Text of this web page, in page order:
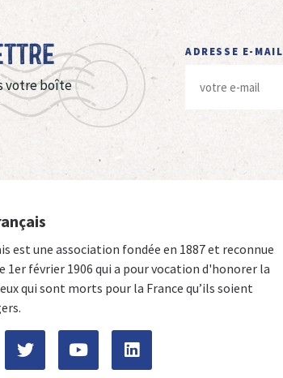
votre boîte
ADRESSE E-MAIL
est une association fondée en 1887 et reconnue
1er février 1906 qui a pour vocation d'honorer la
qui sont morts pour la France qu’ils soient